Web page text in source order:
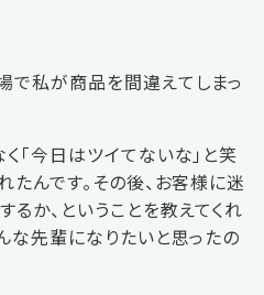
で私が商品を間違えてしまっ
「今日はツイてないな」と笑
たんです。その後、お客様に迷
か、ということを教えてくれ
な先輩になりたいと思ったの